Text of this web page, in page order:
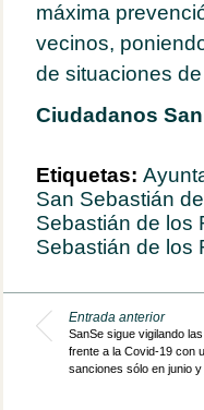
máxima
vecinos,
de situaciones
Ciudadanos
Etiquetas:
San Sebastián
Sebastián de los
Sebastián de los
Entrada anterior
SanSe sigue vigilando
frente a la Covid-19 con
sanciones sólo en junio y